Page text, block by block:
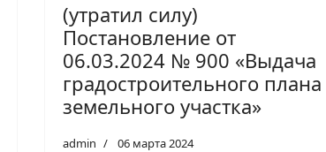
(утратил силу)
Постановление от
06.03.2024 № 900 «Выдача
градостроительного плана
земельного участка»
admin 06 марта 2024